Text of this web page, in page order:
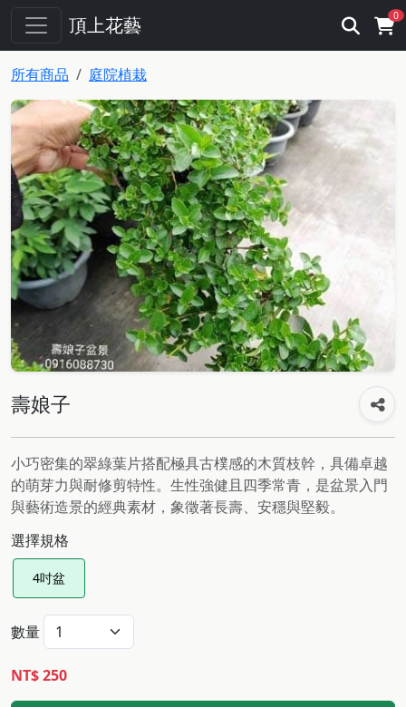
頂上花藝 0
所有商品 庭院植栽
壽娘子
小巧密集的翠綠葉片搭配極具古樸感的木質枝幹，具備卓越
的萌芽力與耐修剪特性。生性強健且四季常青，是盆景入門
與藝術造景的經典素材，象徵著長壽、安穩與堅毅。
選擇規格
4吋盆
數量
NT$ 250